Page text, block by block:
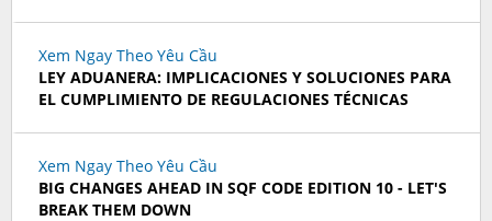
Xem Ngay Theo Yêu Cầu
LEY ADUANERA: IMPLICACIONES Y SOLUCIONES PARA
EL CUMPLIMIENTO DE REGULACIONES TÉCNICAS
Xem Ngay Theo Yêu Cầu
BIG CHANGES AHEAD IN SQF CODE EDITION 10 - LET'S
BREAK THEM DOWN